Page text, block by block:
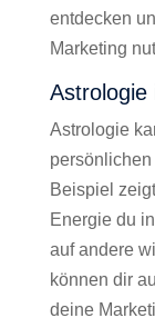
entdecken
Marketing
Astrologie
Astrologie
Beispiel
Energie du
auf andere
können dir
deine